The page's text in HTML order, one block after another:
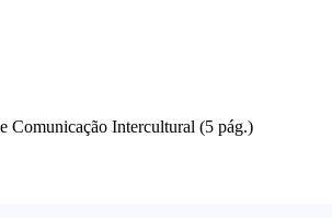
Comunicação Intercultural (5 pág.)